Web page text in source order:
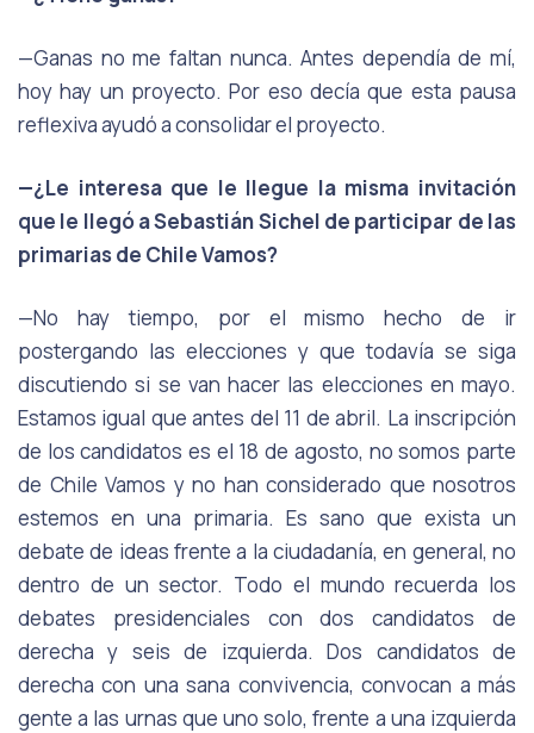
—Ganas no me faltan nunca. Antes dependía de mí,
hoy hay un proyecto. Por eso decía que esta pausa
reflexiva ayudó a consolidar el proyecto.
—¿Le interesa que le llegue la misma invitación
que le llegó a Sebastián Sichel de participar de las
primarias de Chile Vamos?
—No hay tiempo, por el mismo hecho de ir
postergando las elecciones y que todavía se siga
discutiendo si se van hacer las elecciones en mayo.
Estamos igual que antes del 11 de abril. La inscripción
de los candidatos es el 18 de agosto, no somos parte
de Chile Vamos y no han considerado que nosotros
estemos en una primaria. Es sano que exista un
debate de ideas frente a la ciudadanía, en general, no
dentro de un sector. Todo el mundo recuerda los
debates presidenciales con dos candidatos de
derecha y seis de izquierda. Dos candidatos de
derecha con una sana convivencia, convocan a más
gente a las urnas que uno solo, frente a una izquierda